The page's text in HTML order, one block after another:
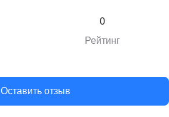
0
Рейтинг
Оставить отзыв